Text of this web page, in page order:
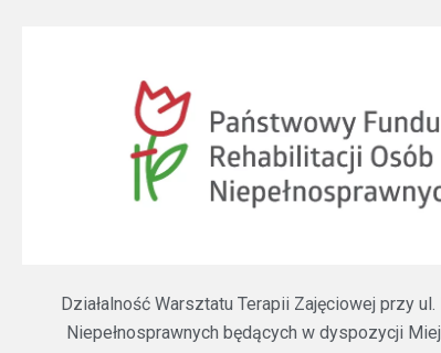
Działalność Warsztatu Terapii Zajęciowej przy
Niepełnosprawnych będących w dyspozycji